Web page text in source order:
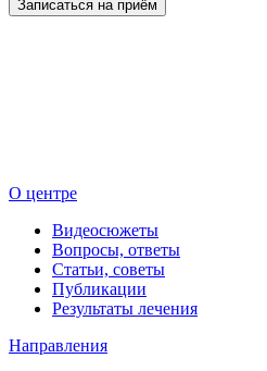
Записаться на приём
О центре
Видеосюжеты
Вопросы, ответы
Статьи, советы
Публикации
Результаты лечения
Направления